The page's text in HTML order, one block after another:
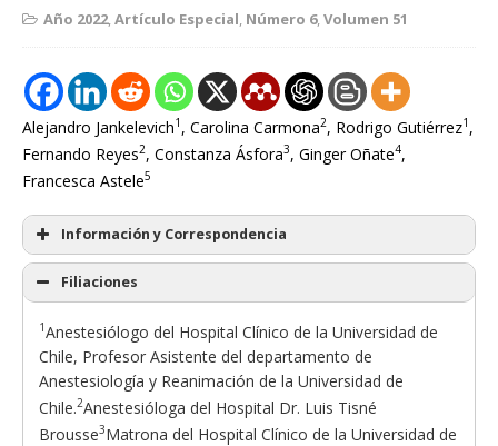
Año 2022,Artículo Especial, Número 6,Volumen 51
Alejandro Jankelevich1 , Carolina Carmona2, Rodrigo Gutiérrez1 ,
Fernando Reyes2, Constanza Ásfora3, Ginger Oñate4,
Francesca Astele5
Información y Correspondencia
Filiaciones
1Anestesiólogo del Hospital Clínico de la Universidad de
Chile, Profesor Asistente del departamento de
Anestesiología y Reanimación de la Universidad de
Chile.2Anestesióloga del Hospital Dr. Luis Tisné
Brousse3Matrona del Hospital Clínico de la Universidad de